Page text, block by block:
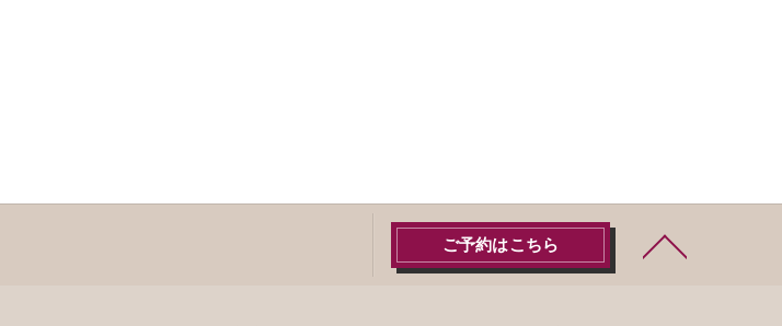
ご予約はこちら